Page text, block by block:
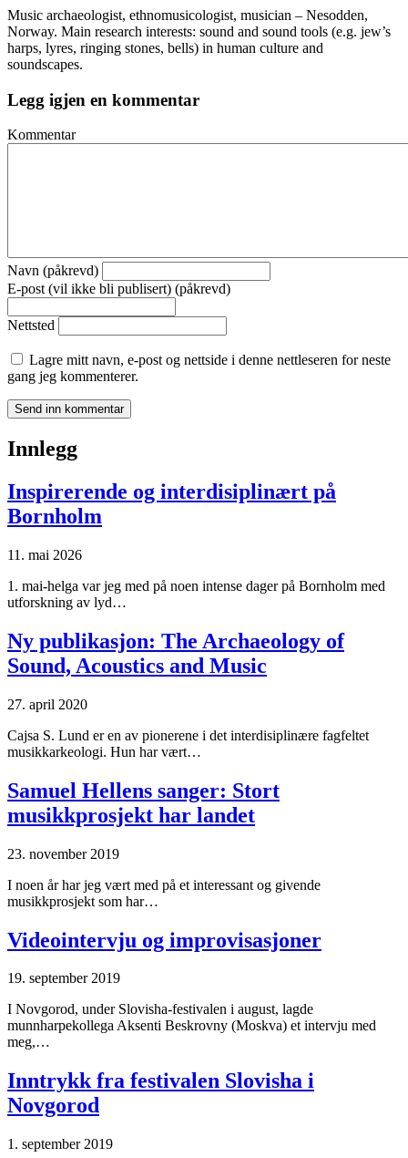
Music archaeologist, ethnomusicologist, musician – Nesodden,
Norway. Main research interests: sound and sound tools (e.g. jew’s
harps, lyres, ringing stones, bells) in human culture and
soundscapes.
Legg igjen en kommentar
Kommentar
Navn (påkrevd)
E-post (vil ikke bli publisert) (påkrevd)
Nettsted
Lagre mitt navn, e-post og nettside i denne nettleseren for neste
gang jeg kommenterer.
Innlegg
Inspirerende og interdisiplinært på
Bornholm
11. mai 2026
1. mai-helga var jeg med på noen intense dager på Bornholm med
utforskning av lyd…
Ny publikasjon: The Archaeology of
Sound, Acoustics and Music
27. april 2020
Cajsa S. Lund er en av pionerene i det interdisiplinære fagfeltet
musikkarkeologi. Hun har vært…
Samuel Hellens sanger: Stort
musikkprosjekt har landet
23. november 2019
I noen år har jeg vært med på et interessant og givende
musikkprosjekt som har…
Videointervju og improvisasjoner
19. september 2019
I Novgorod, under Slovisha-festivalen i august, lagde
munnharpekollega Aksenti Beskrovny (Moskva) et intervju med
meg,…
Inntrykk fra festivalen Slovisha i
Novgorod
1. september 2019